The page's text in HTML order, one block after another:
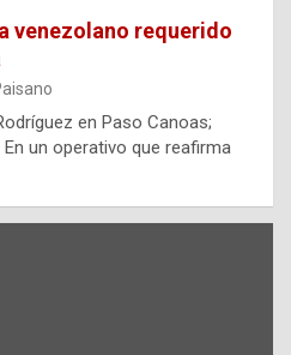
venezolano requerido
en Paso Canoas;
un operativo que reafirma